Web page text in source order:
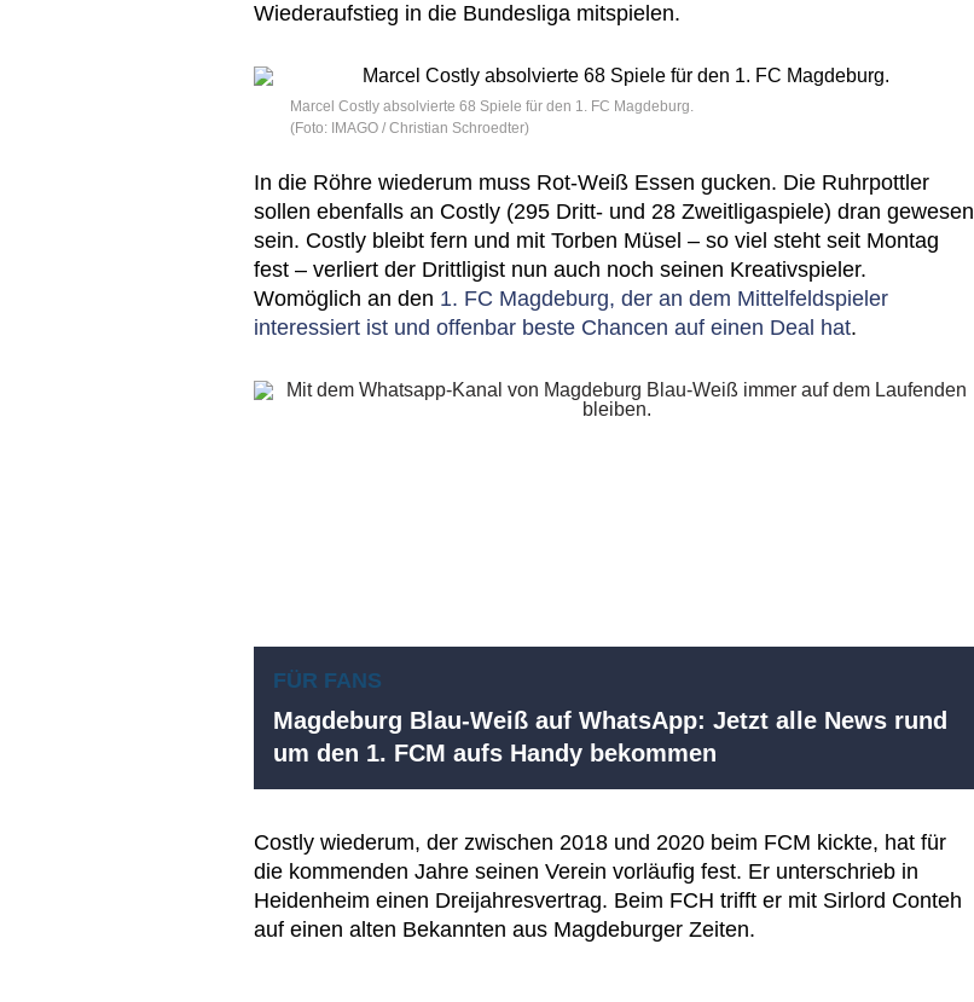
Wiederaufstieg in die Bundesliga mitspielen.
Marcel Costly absolvierte 68 Spiele für den 1. FC Magdeburg.
(Foto: IMAGO / Christian Schroedter)
In die Röhre wiederum muss Rot-Weiß Essen gucken. Die Ruhrpottler
sollen ebenfalls an Costly (295 Dritt- und 28 Zweitligaspiele) dran gewesen
sein. Costly bleibt fern und mit Torben Müsel – so viel steht seit Montag
fest – verliert der Drittligist nun auch noch seinen Kreativspieler.
Womöglich an den 1. FC Magdeburg, der an dem Mittelfeldspieler
interessiert ist und offenbar beste Chancen auf einen Deal hat.
FÜR FANS
Magdeburg Blau-Weiß auf WhatsApp: Jetzt alle News rund
um den 1. FCM aufs Handy bekommen
Costly wiederum, der zwischen 2018 und 2020 beim FCM kickte, hat für
die kommenden Jahre seinen Verein vorläufig fest. Er unterschrieb in
Heidenheim einen Dreijahresvertrag. Beim FCH trifft er mit Sirlord Conteh
auf einen alten Bekannten aus Magdeburger Zeiten.